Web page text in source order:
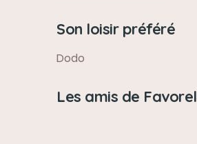
Son loisir préféré
Dodo
Les amis de Favorel